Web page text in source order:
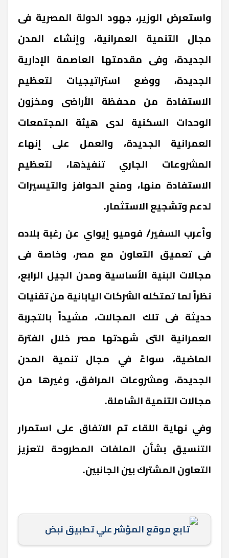
واستعرض الوزير، جهود الدولة المصرية فى
مجال التنمية العمرانية، وإنشاء المدن
الجديدة، وفى مقدمتها العاصمة الإدارية
الجديدة، ووضع استراتيجيات لتعظيم
الاستفادة من محفظة الأراضى ومخزون
الوحدات السكنية لدى هيئة المجتمعات
العمرانية الجديدة، والعمل على إنهاء
المشروعات الجاري تنفيذها، لتعظيم
الاستفادة منها، ومنح الحوافز والتيسيرات
لدعم وتشجيع الاستثمار.
وأعرب السفير/ فوميو إيواي عن رغبة بلاده
فى تعميق التعاون مع مصر، وخاصة فى
مجالات البنية الأساسية ومدن الجيل الرابع،
نظراً لما تمتكله الشركات اليابانية من تقنيات
حديثة فى تلك المجالات، مشيداً بالتجربة
العمرانية التى شهدتها مصر خلال الفترة
الماضية، سواءً في مجال تنمية المدن
الجديدة، ومشروعات المرافق، وغيرها من
مجالات التنمية الشاملة.
وفي نهاية اللقاء تم الاتفاق على استمرار
التنسيق بشأن الملفات المطروحة لتعزيز
التعاون المشترك بين الجانبين.
تابع موقع المؤشر علي تطبيق نبض